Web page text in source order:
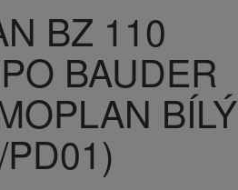
BZ 110
BAUDER
BÍLÝ